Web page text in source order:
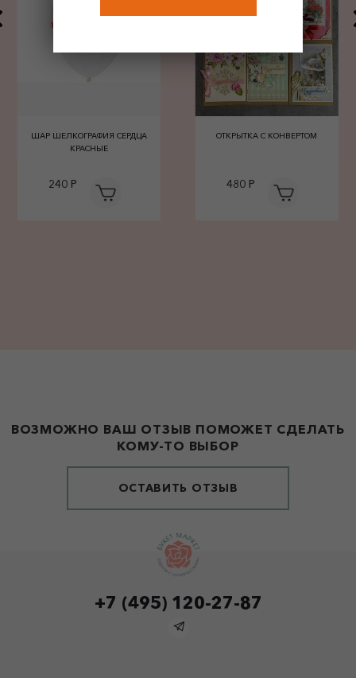
ШАР ШЕЛКОГРАФИЯ СЕРДЦА
КРАСНЫЕ
240 Р
ОТКРЫТКА С КОНВЕРТОМ
480 Р
ВОЗМОЖНО ВАШ ОТЗЫВ ПОМОЖЕТ СДЕЛАТЬ
КОМУ-ТО ВЫБОР
ОСТАВИТЬ ОТЗЫВ
+7 (495) 120-27-87